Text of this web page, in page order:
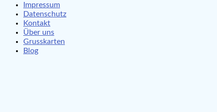
Impressum
Datenschutz
Kontakt
Über uns
Grusskarten
Blog